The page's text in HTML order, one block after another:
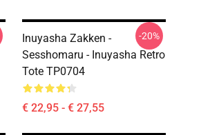
Inuyasha Zakken -
Sesshomaru - Inuyasha Retro
Tote TP0704
€ 22,95 - € 27,55
-20%